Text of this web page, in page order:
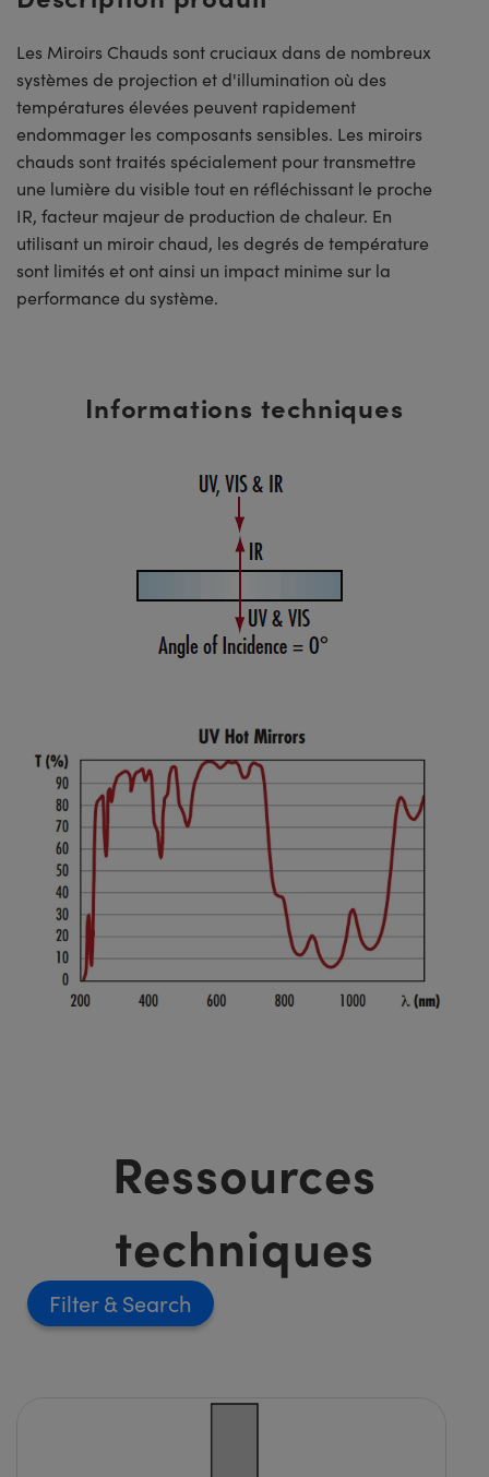
Les Miroirs Chauds sont cruciaux dans de nombreux
systèmes de projection et d'illumination où des
températures élevées peuvent rapidement
endommager les composants sensibles. Les miroirs
chauds sont traités spécialement pour transmettre
une lumière du visible tout en réfléchissant le proche
IR, facteur majeur de production de chaleur. En
utilisant un miroir chaud, les degrés de température
sont limités et ont ainsi un impact minime sur la
performance du système.
Informations techniques
Ressources
techniques
Filter